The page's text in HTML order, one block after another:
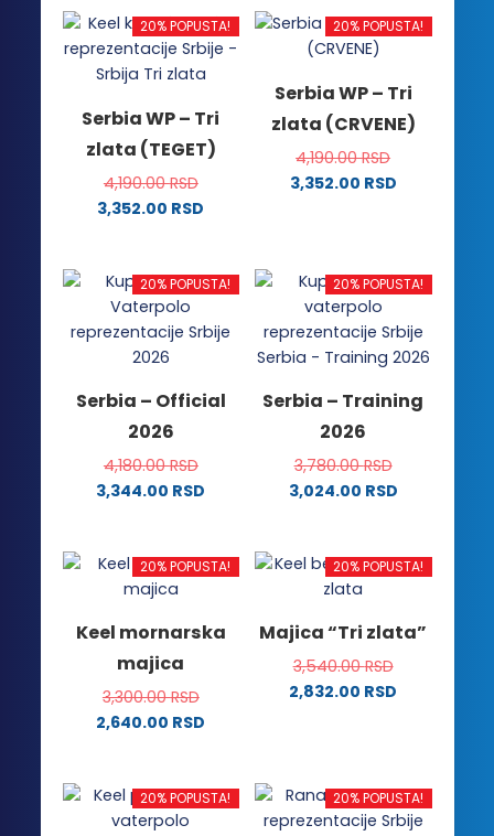
20% POPUSTA!
Serbia WP – Tri
zlata (TEGET)
4,190.00RSD
3,352.00 RSD
ima
više
varijanti.
Opcije
biti
izabrane
na
stranici
20% POPUSTA!
Serbia WP – Tri
zlata (CRVENE)
4,190.00RSD
3,352.00 RSD
više
varijanti.
Opcije
mogu
izabrane
na
stranici
proizvoda.
20% POPUSTA!
Serbia – Official
2026
4,180.00RSD
3,344.00 RSD
ima
više
Opcije
mogu
biti
izabrane
proizvoda.
20% POPUSTA!
Serbia – Training
2026
3,780.00RSD
3,024.00 RSD
ima
više
Opcije
mogu
biti
proizvoda.
20% POPUSTA!
Keel mornarska
majica
3,300.00RSD
2,640.00 RSD
ima
više
20% POPUSTA!
Majica “Tri zlata”
3,540.00RSD
2,832.00 RSD
više
varijanti.
20% POPUSTA! 20% POPUSTA!